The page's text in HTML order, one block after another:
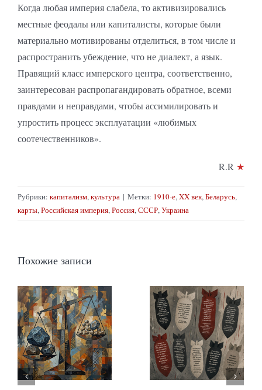
Когда любая империя слабела, то активизировались
местные феодалы или капиталисты, которые были
материально мотивированы отделиться, в том числе и
распространить убеждение, что не диалект, а язык.
Правящий класс имперского центра, соответственно,
заинтересован распропагандировать обратное, всеми
правдами и неправдами, чтобы ассимилировать и
упростить процесс эксплуатации «любимых
соотечественников».
R.R ★
Рубрики: капитализм,культура | Метки: 1910-е,XX век,Беларусь,
карты,Российская империя,Россия,СССР,Украина
Похожие записи